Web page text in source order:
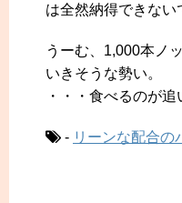
は全然納得できない
うーむ、1,000本ノ
いきそうな勢い。
・・・食べるのが追
- リーンな配合の